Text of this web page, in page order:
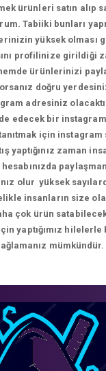
ürünleri satın alıp
Tabiiki bunları
yüksek olması
profilinize girildiği
ürünlerinizi
doğru
adresiniz
edecek bir
için instagram
yaptığınız zaman
olur yüksek
insanların size
çok ürün
yaptığımız hilelerle
mümkündür.